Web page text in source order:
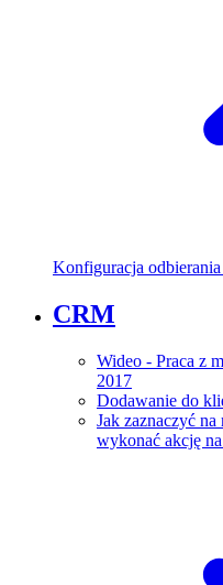
Konfiguracja
CRM
Wideo - Praca z
2017
Dodawanie do
Jak zaznaczyć
wykonać akcję